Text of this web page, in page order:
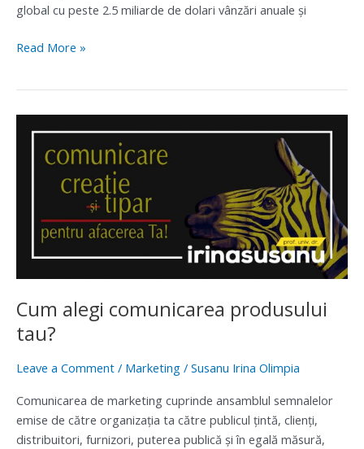
global cu peste 2.5 miliarde de dolari vânzări anuale și
Read More »
Cum alegi comunicarea produsului
tau?
Leave a Comment / Marketing / Susanu Irina Olimpia
Comunicarea de marketing cuprinde ansamblul semnalelor
emise de către organizaţia ta către publicul ţintă, clienţi,
distribuitori, furnizori, puterea publică şi în egală măsură,
comunicarea
produsului